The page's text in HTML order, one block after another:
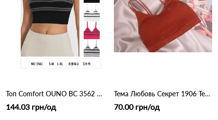
Топ Comfort OUNO BC 3562 Различные цвета
144.03 грн/од
Тема Любовь Секрет 1906 Терракота
70.00 грн/од